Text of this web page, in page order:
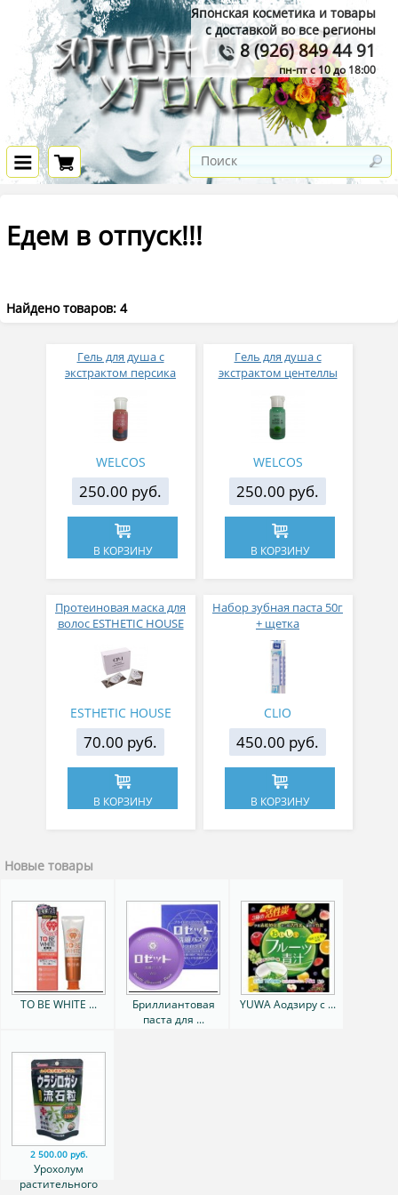
Японская косметика и товары
с доставкой во все регионы
8 (926) 849 44 91
пн-пт с 10 до 18:00
Едем в отпуск!!!
Найдено товаров: 4
Гель для душа с
экстрактом персика
Body Wash Peach мини
30 мл
WELCOS
250.00 руб.
В КОРЗИНУ
Гель для душа с
экстрактом центеллы
Cicatreecare Body Wash
мини 30 мл
WELCOS
250.00 руб.
В КОРЗИНУ
Протеиновая маска для
волос ESTHETIC HOUSE
Treatment, 12,5мл
(пробник)
ESTHETIC HOUSE
70.00 руб.
В КОРЗИНУ
Набор зубная паста 50г
+ щетка
CLIO
450.00 руб.
В КОРЗИНУ
Новые товары
TO BE WHITE ...
Бриллиантовая
паста для ...
YUWA Аодзиру с ...
2 500.00 руб.
Урохолум
растительного